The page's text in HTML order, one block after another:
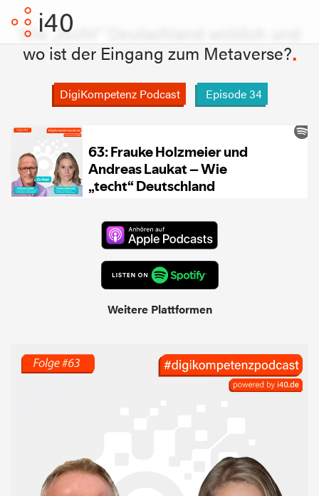
Wie „techt“ Deutschland wirklich und
wo ist der Eingang zum Metaverse?
DigiKompetenz Podcast Episode34
Weitere Plattformen